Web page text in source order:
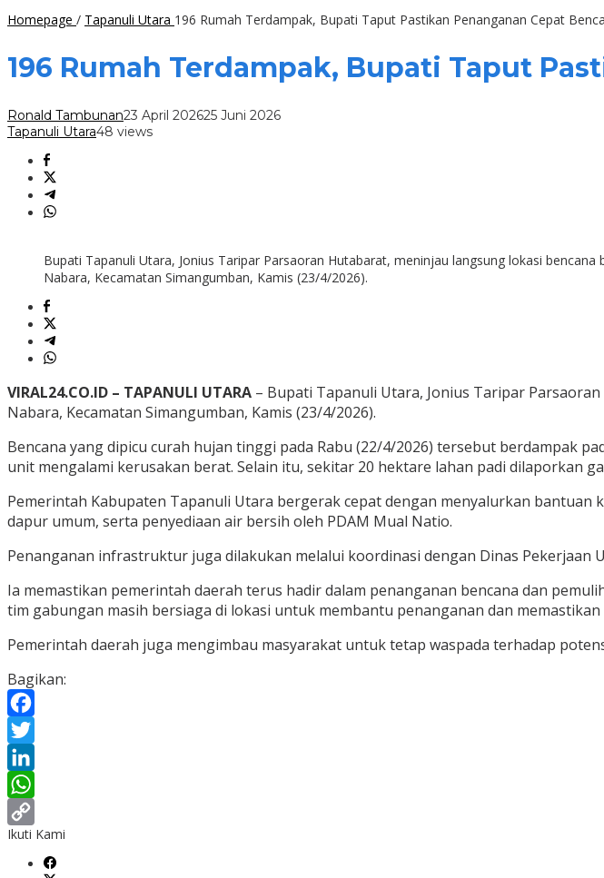
Homepage / Tapanuli Utara 196 Rumah Terdampak, Bupati Taput Pastikan Penanganan Cepat
196 Rumah Terdampak, Bupati Taput
Ronald Tambunan23 April 202625 Juni 2026
Tapanuli Utara48 views
Bupati Tapanuli Utara, Jonius Taripar Parsaoran Hutabarat, meninjau langsung lokasi
Nabara, Kecamatan Simangumban, Kamis (23/4/2026).
VIRAL24.CO.ID – TAPANULI UTARA – Bupati Tapanuli Utara, Jonius Taripar
Nabara, Kecamatan Simangumban, Kamis (23/4/2026).
Bencana yang dipicu curah hujan tinggi pada Rabu (22/4/2026) tersebut berdampak
unit mengalami kerusakan berat. Selain itu, sekitar 20 hektare lahan padi dilaporkan
Pemerintah Kabupaten Tapanuli Utara bergerak cepat dengan menyalurkan
dapur umum, serta penyediaan air bersih oleh PDAM Mual Natio.
Penanganan infrastruktur juga dilakukan melalui koordinasi dengan Dinas Pekerjaan
Ia memastikan pemerintah daerah terus hadir dalam penanganan bencana dan
tim gabungan masih bersiaga di lokasi untuk membantu penanganan dan
Pemerintah daerah juga mengimbau masyarakat untuk tetap waspada terhadap
Bagikan:
Facebook
Twitter
LinkedIn
WhatsApp
Copy
Link
Ikuti Kami